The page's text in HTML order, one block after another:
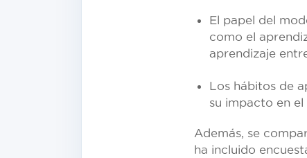
El papel del
como el
aprendizaje
Los hábitos de
su impacto en
Además, se
ha incluido